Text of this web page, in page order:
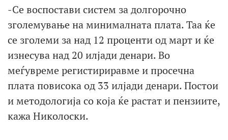
-Се воспостави систем за долгорочно
зголемување на минималната плата. Таа ќе
се зголеми за над 12 проценти од март и ќе
изнесува над 20 илјади денари. Во
меѓувреме регистириравме и просечна
плата повисока од 33 илјади денари. Постои
и методологија со која ќе растат и пензиите,
кажа Николоски.